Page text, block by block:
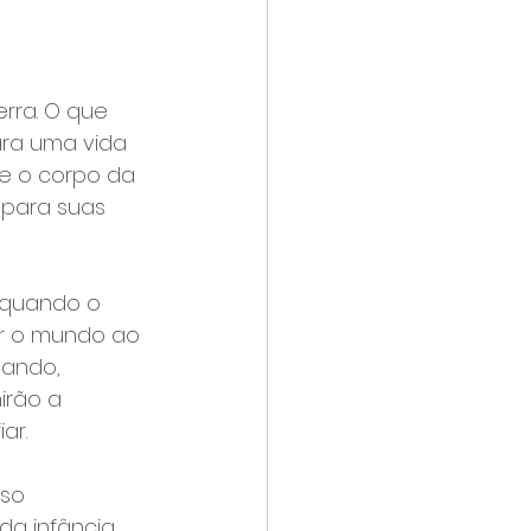
O que
uma vida
o corpo da
suas
o
o mundo ao
a